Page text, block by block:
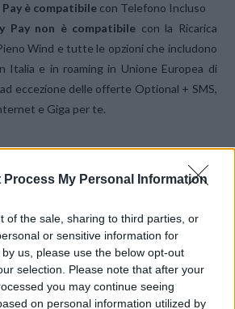
Process My Personal Information
of the sale, sharing to third parties, or
or sensitive information for
us, please use the below opt-out
selection. Please note that after your
you may continue seeing
on personal information utilized by
è compatibilecon Telefono Incluso
Pay non è compatibile con la Ricarica
Wind e tutte le opzioni che includono
Italia e in roaming in Unione Europea di
eccezione delle offerte Optional + SMS,
e Giga per te.